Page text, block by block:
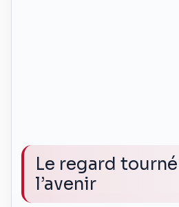
Le regard
l’avenir